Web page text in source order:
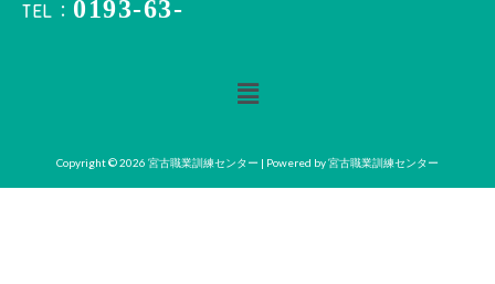
TEL： 0193-63-
メ
ニ
ー
Copyright © 2026 宮古職業訓練センター | Powered by 宮古職業訓練センター